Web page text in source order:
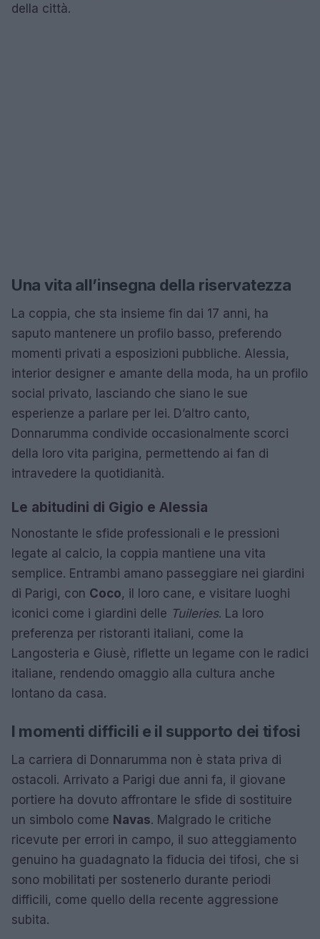
della città.
Una vita all’insegna della riservatezza
La coppia, che sta insieme fin dai 17 anni, ha
saputo mantenere un profilo basso, preferendo
momenti privati a esposizioni pubbliche. Alessia,
interior designer e amante della moda, ha un profilo
social privato, lasciando che siano le sue
esperienze a parlare per lei. D’altro canto,
Donnarumma condivide occasionalmente scorci
della loro vita parigina, permettendo ai fan di
intravedere la quotidianità.
Le abitudini di Gigio e Alessia
Nonostante le sfide professionali e le pressioni
legate al calcio, la coppia mantiene una vita
semplice. Entrambi amano passeggiare nei giardini
di Parigi, con Coco, il loro cane, e visitare luoghi
iconici come i giardini delle Tuileries. La loro
preferenza per ristoranti italiani, come la
Langosteria e Giusè, riflette un legame con le radici
italiane, rendendo omaggio alla cultura anche
lontano da casa.
I momenti difficili e il supporto dei tifosi
La carriera di Donnarumma non è stata priva di
ostacoli. Arrivato a Parigi due anni fa, il giovane
portiere ha dovuto affrontare le sfide di sostituire
un simbolo come Navas. Malgrado le critiche
ricevute per errori in campo, il suo atteggiamento
genuino ha guadagnato la fiducia dei tifosi, che si
sono mobilitati per sostenerlo durante periodi
difficili, come quello della recente aggressione
subita.